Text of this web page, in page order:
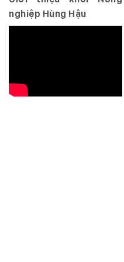
nghiệp Hùng Hậu